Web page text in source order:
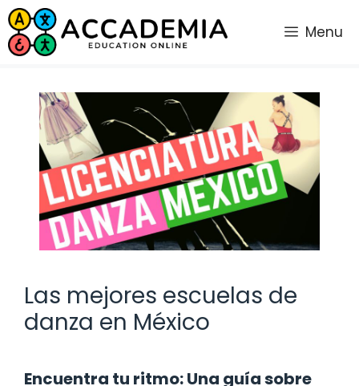
Saltar
al
contenido
Menu
Las mejores escuelas de
danza en México
Encuentra tu ritmo: Una guía sobre